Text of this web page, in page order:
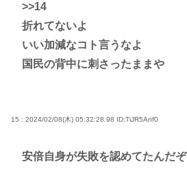
>>14
折れてないよ
いい加減なコト言うなよ
国民の背中に刺さったままや
15 : 2024/02/08(木) 05:32:28.98 ID:TiJR5Anf0
安倍自身が失敗を認めてたんだぞ